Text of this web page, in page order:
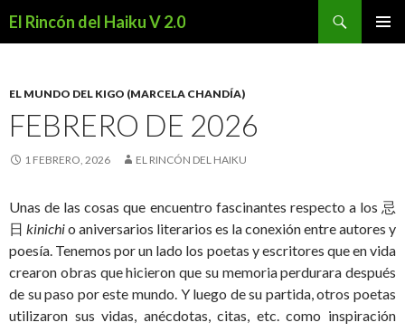
El Rincón del Haiku V 2.0
EL MUNDO DEL KIGO (MARCELA CHANDÍA)
FEBRERO DE 2026
1 FEBRERO, 2026 EL RINCÓN DEL HAIKU
Unas de las cosas que encuentro fascinantes respecto a los 忌
日 kinichio aniversarios literarios es la conexión entre autores y
poesía. Tenemos por un lado los poetas y escritores que en vida
crearon obras que hicieron que su memoria perdurara después
de su paso por este mundo. Y luego de su partida, otros poetas
utilizaron sus vidas, anécdotas, citas, etc. como inspiración